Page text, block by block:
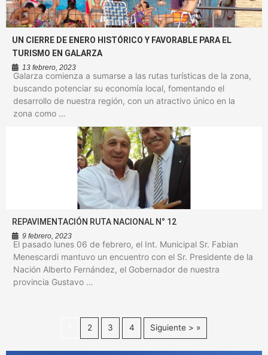
UN CIERRE DE ENERO HISTÓRICO Y FAVORABLE PARA EL
TURISMO EN GALARZA
13 febrero, 2023
Galarza comienza a sumarse a las rutas turísticas de la zona,
buscando potenciar su economía local, fomentando el
desarrollo de nuestra región, con un atractivo único en la
zona como …
REPAVIMENTACIÓN RUTA NACIONAL N° 12
9 febrero, 2023
El pasado lunes 06 de febrero, el Int. Municipal Sr. Fabian
Menescardi mantuvo un encuentro con el Sr. Presidente de la
Nación Alberto Fernández, el Gobernador de nuestra
provincia Gustavo …
2 3 4 Siguiente > »